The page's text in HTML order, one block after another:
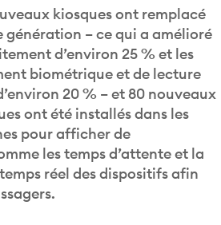
kiosques ont remplacé
génération – ce qui a amélioré
d’environ 25 % et les
biométrique et de lecture
20 % – et 80 nouveaux
ont été installés dans les
pour afficher de
les temps d’attente et la
réel des dispositifs afin